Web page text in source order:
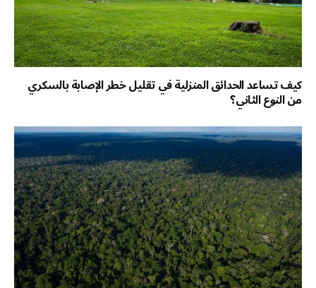
كيف تساعد الحدائق المنزلية في تقليل خطر الإصابة بالسكري
من النوع الثاني؟